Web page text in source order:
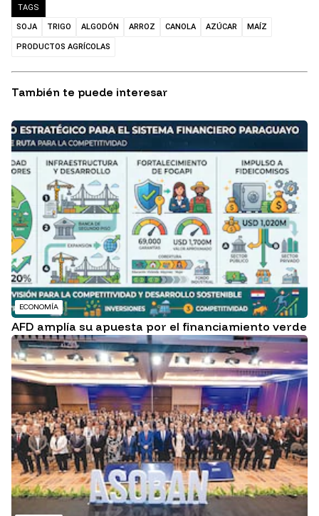
TAGS
SOJA TRIGO ALGODÓN ARROZ CANOLA AZÚCAR MAÍZ
PRODUCTOS AGRÍCOLAS
También te puede interesar
ECONOMÍA
AFD amplía su apuesta por el financiamiento verde